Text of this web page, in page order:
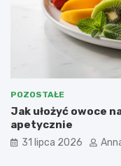
POZOSTAŁE
Jak ułożyć owoce
apetycznie
31 lipca 2026